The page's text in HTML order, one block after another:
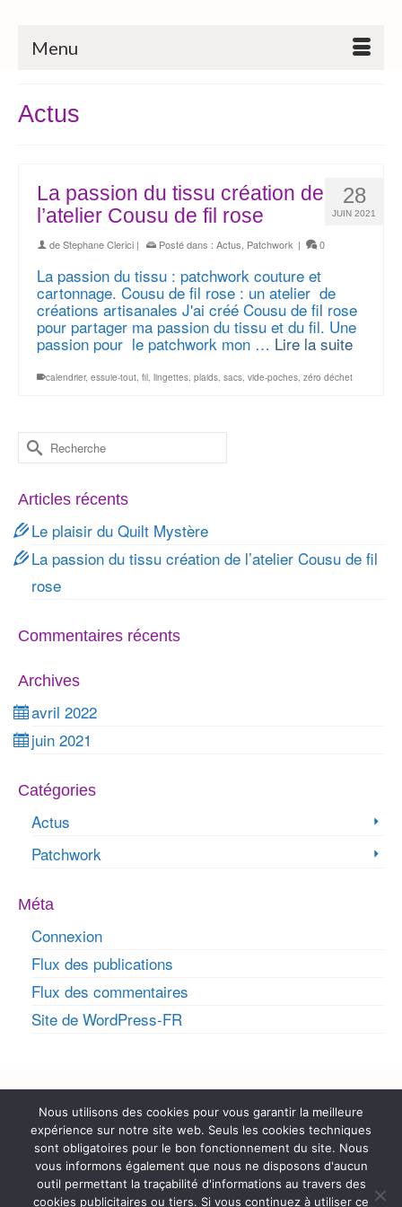
Menu
Actus
28
JUIN 2021
La passion du tissu création de
l’atelier Cousu de fil rose
deStephane Clerici | Posté dans : Actus Patchwork | 0
La passion du tissu : patchwork couture et
cartonnage. Cousu de fil rose : un atelier de
créations artisanales J'ai créé Cousu de fil rose
pour partager ma passion du tissu et du fil. Une
passion pour le patchwork mon … Lire la suite
calendrier, essuie-tout, fil, lingettes, plaids, sacs, vide-poches, zéro déchet
Rechercher :
Articles récents
Le plaisir du Quilt Mystère
La passion du tissu création de l’atelier Cousu de fil
rose
Commentaires récents
Archives
avril 2022
juin 2021
Catégories
Actus
Patchwork
Méta
Connexion
Flux des publications
Flux des commentaires
Site de WordPress-FR
Rechercher :
Coordonnées
contact@cousudefilrose.fr
Nous utilisons des cookies pour vous garantir la meilleure
expérience sur notre site web. Seuls les cookies techniques
sont obligatoires pour le bon fonctionnement du site. Nous
vous informons également que nous ne disposons d'aucun
outil permettant la traçabilité d'informations au travers des
cookies publicitaires ou tiers. Si vous continuez à utiliser ce